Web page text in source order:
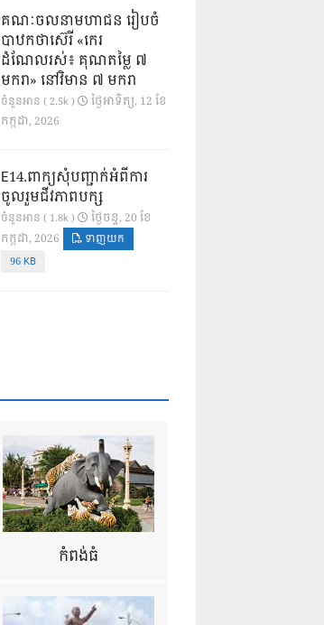
គណៈចលនាមហាជន រៀបចំ
បាឋកថាស៊េរី «កេរ
ដំណែលរស់៖ គុណតម្លៃ ៧
មករា» នៅវិមាន ៧ មករា
ចំនួនអាន ( 2.5k )
ថ្ងៃ​អាទិត្យ, 12 ខែ​
កក្កដា, 2026
E14.ពាក្យសុំបញ្ជាក់អំពីការ
ចូលរួមជីវភាពបក្ស
ចំនួនអាន ( 1.8k )
ថ្ងៃ​ចន្ទ, 20 ខែ​
កក្កដា, 2026
ទាញយក
96 KB
កំពង់ធំ